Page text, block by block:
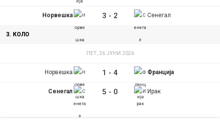
Норвешка 3 - 2 Сенегал
3. КОЛО
ПЕТ, 26 ЈУНИ 2026
Норвешка 1 - 4 Франција
Сенегал 5 - 0 Ирак